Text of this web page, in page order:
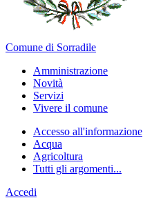
Comune di Sorradile
Amministrazione
Novità
Servizi
Vivere il comune
Accesso all'informazione
Acqua
Agricoltura
Tutti gli argomenti...
Accedi